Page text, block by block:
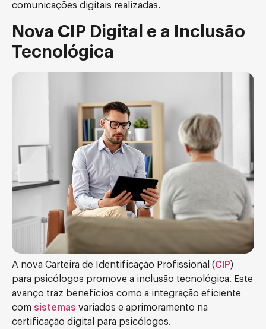
comunicações digitais realizadas.
Nova CIP Digital e a Inclusão
Tecnológica
A nova Carteira de Identificação Profissional (CIP)
para psicólogos promove a inclusão tecnológica. Este
avanço traz benefícios como a integração eficiente
com sistemas variados e aprimoramento na
certificação digital para psicólogos.